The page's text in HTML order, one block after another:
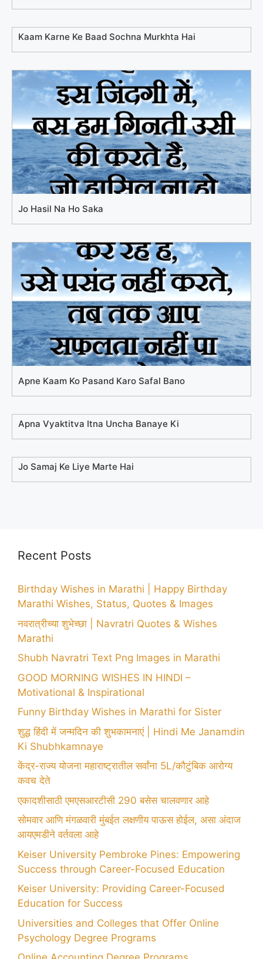
Kaam Karne Ke Baad Sochna Murkhta Hai
Jo Hasil Na Ho Saka
Apne Kaam Ko Pasand Karo Safal Bano
Apna Vyaktitva Itna Uncha Banaye Ki
Jo Samaj Ke Liye Marte Hai
Recent Posts
Birthday Wishes in Marathi | Happy Birthday
Marathi Wishes, Status, Quotes & Images
नवरात्रीच्या शुभेच्छा | Navratri Quotes & Wishes
Marathi
Shubh Navratri Text Png Images in Marathi
GOOD MORNING WISHES IN HINDI –
Motivational & Inspirational
Funny Birthday Wishes in Marathi for Sister
शुद्ध हिंदी में जन्मदिन की शुभकामनाएं | Hindi Me Janamdin
Ki Shubhkamnaye
केंद्र-राज्य योजना महाराष्ट्रातील सर्वांना 5L/कौटुंबिक आरोग्य
कवच देते
एकादशीसाठी एमएसआरटीसी 290 बसेस चालवणार आहे
सोमवार आणि मंगळवारी मुंबईत लक्षणीय पाऊस होईल, असा अंदाज
आयएमडीने वर्तवला आहे
Keiser University Pembroke Pines: Empowering
Success through Career-Focused Education
Keiser University: Providing Career-Focused
Education for Success
Universities and Colleges that Offer Online
Psychology Degree Programs